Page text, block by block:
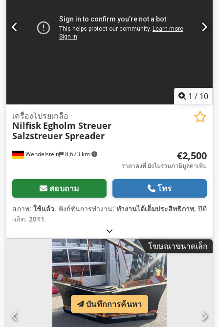
1 / 10
Wendelstein 8,673 km
เครื่องโปรยเกลือ
Nilfisk Egholm Streuer
Salzstreuer Spreader
€2,500
ราคาคงที่ ยังไม่รวมภาษีมูลค่าเพิ่ม
สอบถาม โทร
สภาพ: ใช้แล้ว, ฟังก์ชันการทำงาน: ทำงานได้เต็มประสิทธิภาพ, ปีที่
ผลิต: 2011,
โฆษณาขนาดเล็ก
บันทึกการค้นหา